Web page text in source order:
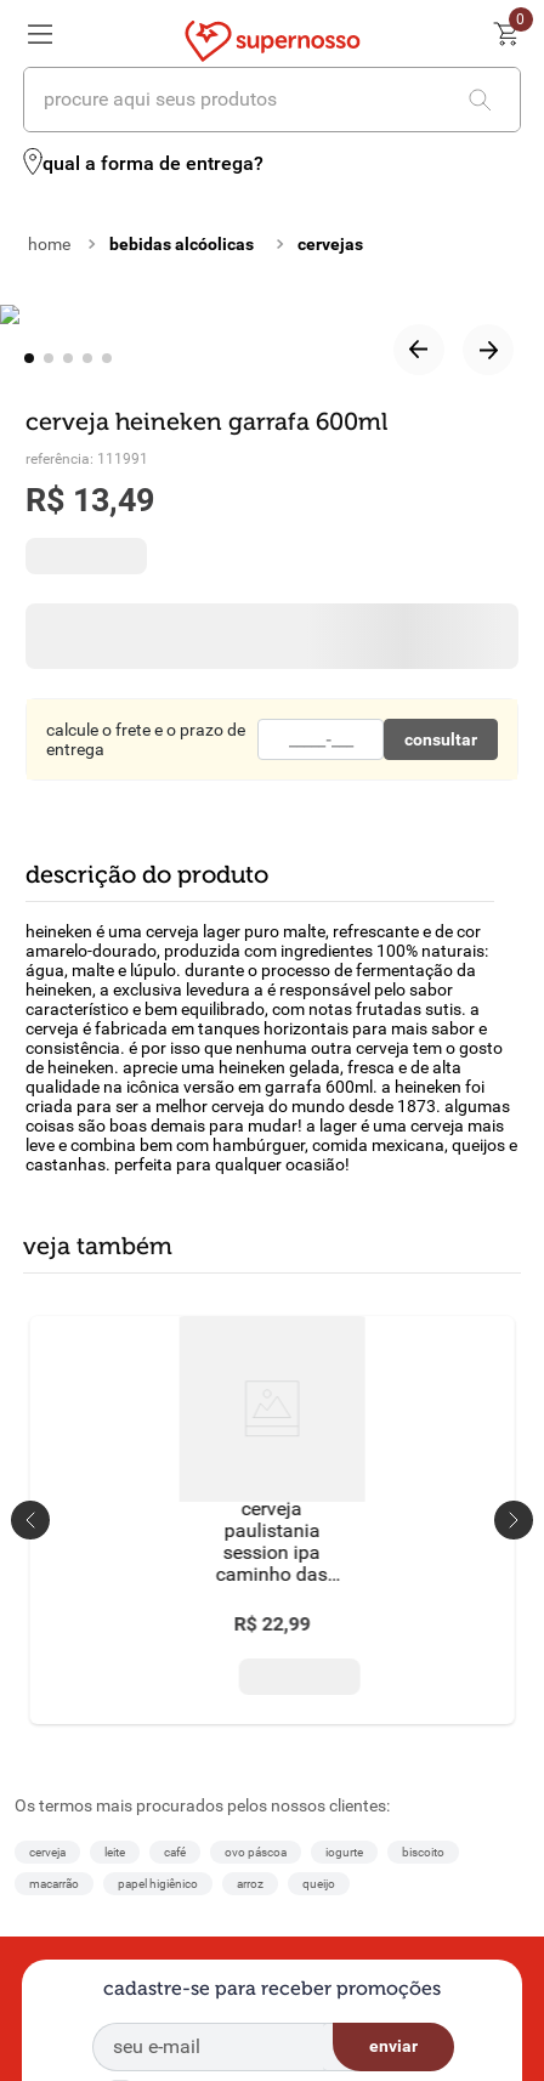
0
procure aqui seus produtos
qual a forma de entrega?
bebidas alcóolicas cervejas
cerveja heineken garrafa 600ml
referência: 111991
R$ 13,49
calcule o frete e o prazo de
entrega
consultar
descrição do produto
heineken é uma cerveja lager puro malte, refrescante e de cor
amarelo-dourado, produzida com ingredientes 100% naturais:
água, malte e lúpulo. durante o processo de fermentação da
heineken, a exclusiva levedura a é responsável pelo sabor
característico e bem equilibrado, com notas frutadas sutis. a
cerveja é fabricada em tanques horizontais para mais sabor e
consistência. é por isso que nenhuma outra cerveja tem o gosto
de heineken. aprecie uma heineken gelada, fresca e de alta
qualidade na icônica versão em garrafa 600ml. a heineken foi
criada para ser a melhor cerveja do mundo desde 1873. algumas
coisas são boas demais para mudar! a lager é uma cerveja mais
leve e combina bem com hambúrguer, comida mexicana, queijos e
castanhas. perfeita para qualquer ocasião!
veja também
cerveja
paulistania
session ipa
caminho das
R$ 22,99
Os termos mais procurados pelos nossos clientes:
cerveja leite café ovo páscoa iogurte biscoito
macarrão papel higiênico arroz queijo
cadastre-se para receber promoções
enviar
termos mais buscados
2º leite
º iogurte
6º biscoito
7º vinhos